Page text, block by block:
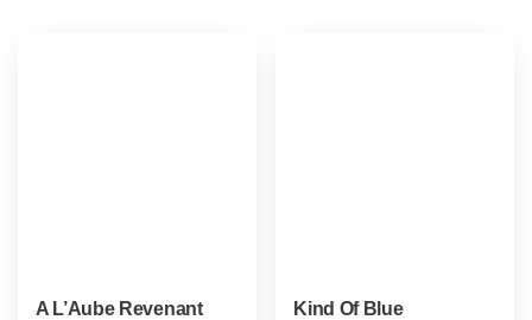
A L’Aube Revenant Kind Of Blue